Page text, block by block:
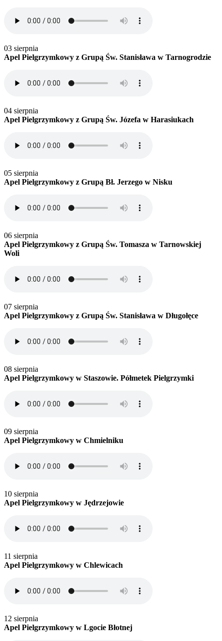
03 sierpnia
Apel Pielgrzymkowy z Grupą Św. Stanisława w Tarnogrodzie
04 sierpnia
Apel Pielgrzymkowy z Grupą Św. Józefa w Harasiukach
05 sierpnia
Apel Pielgrzymkowy z Grupą Bł. Jerzego w Nisku
06 sierpnia
Apel Pielgrzymkowy z Grupą Św. Tomasza w Tarnowskiej
Woli
07 sierpnia
Apel Pielgrzymkowy z Grupą Św. Stanisława w Długołęce
08 sierpnia
Apel Pielgrzymkowy w Staszowie. Półmetek Pielgrzymki
09 sierpnia
Apel Pielgrzymkowy w Chmielniku
10 sierpnia
Apel Pielgrzymkowy w Jędrzejowie
11 sierpnia
Apel Pielgrzymkowy w Chlewicach
12 sierpnia
Apel Pielgrzymkowy w Lgocie Błotnej